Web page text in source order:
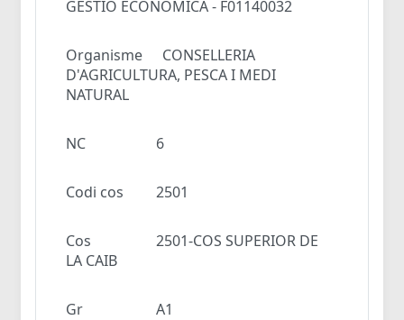
GESTIÓ ECONOMICA - F01140032
Organisme
CONSELLERIA
D'AGRICULTURA, PESCA I MEDI
NATURAL
NC 6
Codi cos 2501
Cos
2501-COS SUPERIOR DE
LA CAIB
Gr A1